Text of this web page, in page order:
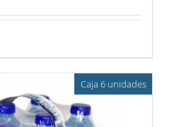
Caja 6 unidades